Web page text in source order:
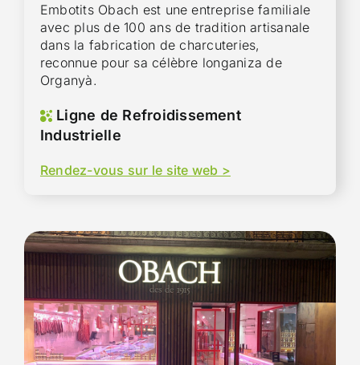
Embotits Obach est une entreprise familiale
avec plus de 100 ans de tradition artisanale
dans la fabrication de charcuteries,
reconnue pour sa célèbre longaniza de
Organyà.
Ligne de Refroidissement
Industrielle
Rendez-vous sur le site web >